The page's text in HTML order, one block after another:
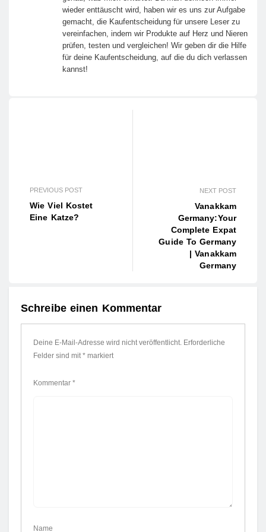
wieder enttäuscht wird, haben wir es uns zur Aufgabe
gemacht, die Kaufentscheidung für unsere Leser zu
vereinfachen, indem wir Produkte auf Herz und Nieren
prüfen, testen und vergleichen! Wir geben dir die Hilfe
für deine Kaufentscheidung, auf die du dich verlassen
kannst!
PREVIOUS POST
Wie Viel Kostet
Eine Katze?
NEXT POST
Vanakkam
Germany:Your
Complete Expat
Guide To Germany
| Vanakkam
Germany
Schreibe einen Kommentar
Deine E-Mail-Adresse wird nicht veröffentlicht. Erforderliche
Felder sind mit* markiert
Kommentar *
Name